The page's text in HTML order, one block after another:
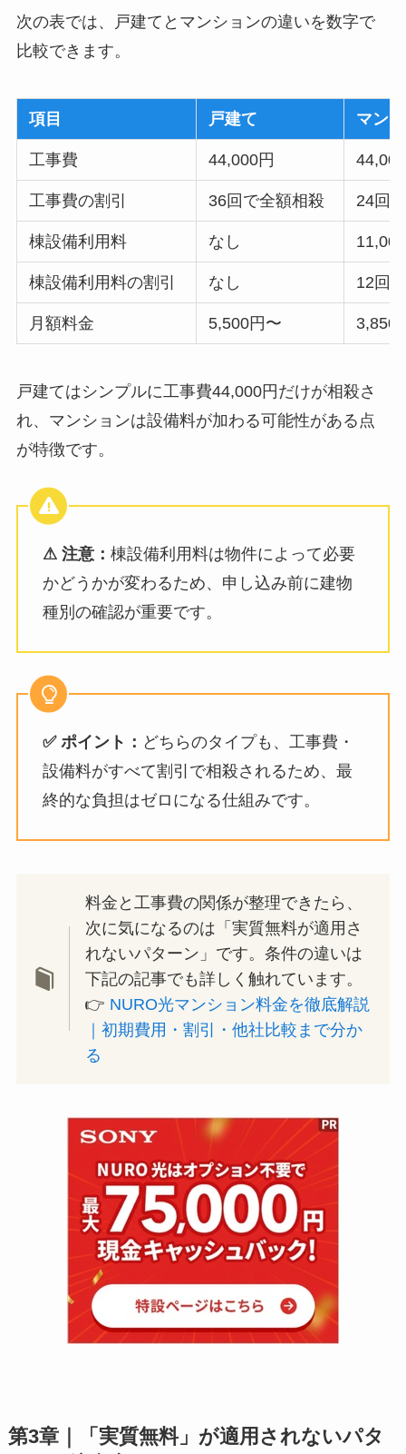
次の表では、戸建てとマンションの違いを数字で
比較できます。
項目 戸建て マン
工事費 44,000円
工事費の割引 36回で全額相殺 24回
棟設備利用料 なし
棟設備利用料の割引 なし 12回
月額料金 5,500円〜 3,850
戸建てはシンプルに工事費44,000円だけが相殺さ
れ、マンションは設備料が加わる可能性がある点
が特徴です。
⚠ 注意： 棟設備利用料は物件によって必要
かどうかが変わるため、申し込み前に建物
種別の確認が重要です。
✅ ポイント： どちらのタイプも、工事費・
設備料がすべて割引で相殺されるため、最
終的な負担はゼロになる仕組みです。
料金と工事費の関係が整理できたら、
次に気になるのは「実質無料が適用さ
れないパターン」です。条件の違いは
下記の記事でも詳しく触れています。
👉 NURO光マンション料金を徹底解説
｜初期費用・割引・他社比較まで分か
る
第3章｜「実質無料」が適用されないパタ